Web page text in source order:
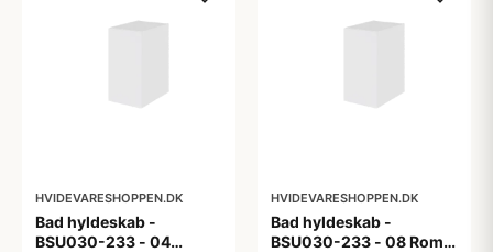
HVIDEVARESHOPPEN.DK
Bad hyldeskab -
BSU030-233 - 04
HVIDEVARESHOPPEN.DK
Bad hyldeskab -
BSU030-233 - 08 Roma